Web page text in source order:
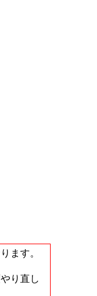
ます。
り直し